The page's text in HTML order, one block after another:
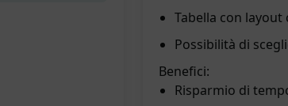
Tabella con
Possibilità di
Benefici:
Risparmio di